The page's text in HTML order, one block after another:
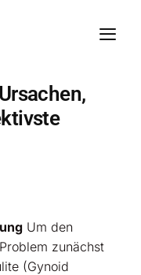
Um den
zunächst
(Gynoid